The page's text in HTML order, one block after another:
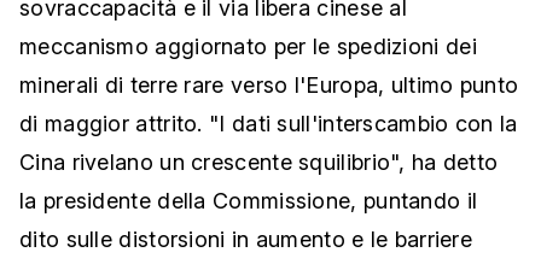
sovraccapacità e il via libera cinese al
meccanismo aggiornato per le spedizioni dei
minerali di terre rare verso l'Europa, ultimo punto
di maggior attrito. "I dati sull'interscambio con la
Cina rivelano un crescente squilibrio", ha detto
la presidente della Commissione, puntando il
dito sulle distorsioni in aumento e le barriere